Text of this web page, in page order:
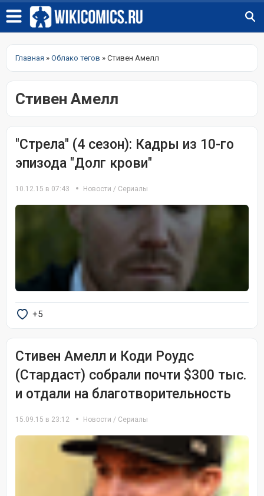
Главная » Облако тегов » Стивен Амелл
Стивен Амелл
"Стрела" (4 сезон): Кадры из 10-го
эпизода "Долг крови"
10.12.15 в 07:43 Новости / Сериалы
+5
Стивен Амелл и Коди Роудс
(Стардаст) собрали почти $300 тыс.
и отдали на благотворительность
15.09.15 в 23:12 Новости / Сериалы